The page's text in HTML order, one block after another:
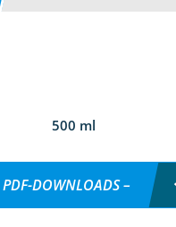
500 ml
DOWNLOADS –